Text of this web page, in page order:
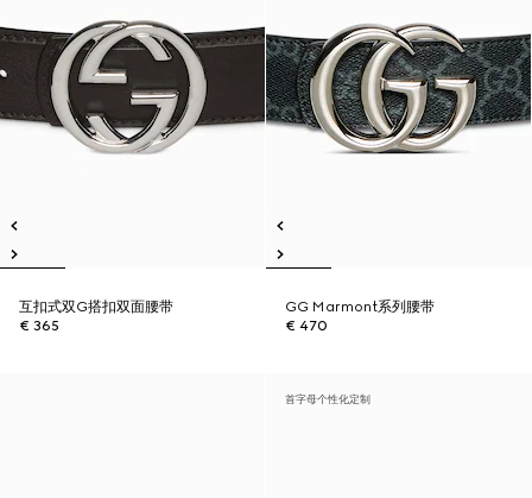
互扣式双G搭扣双面腰带
€ 365
GG Marmont系列腰带
€ 470
首字母个性化定制